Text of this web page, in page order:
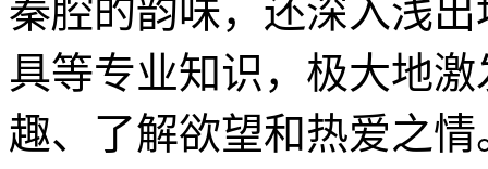
秦腔的韵味，还深入浅
具等专业知识，极大地
趣、了解欲望和热爱之